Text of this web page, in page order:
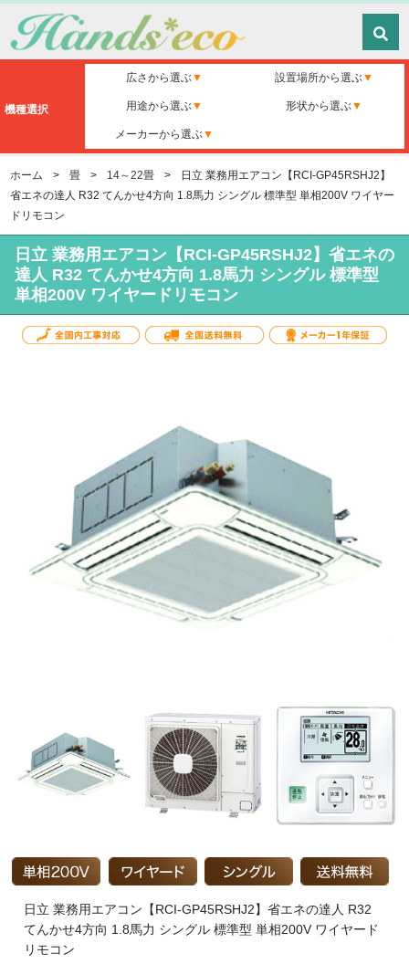
機種選択
広さから選ぶ 設置場所から選ぶ
用途から選ぶ 形状から選ぶ
メーカーから選ぶ
ホーム > 畳 > 14～22畳 >
日立 業務用エアコン【RCI-GP45RSHJ2】
省エネの達人 R32 てんかせ4方向 1.8馬力 シングル 標準型 単相200V ワイヤー
ドリモコン
日立 業務用エアコン【RCI-GP45RSHJ2】省エネの
達人 R32 てんかせ4方向 1.8馬力 シングル 標準型
単相200V ワイヤードリモコン
日立 業務用エアコン【RCI-GP45RSHJ2】省エネの達人 R32
てんかせ4方向 1.8馬力 シングル 標準型 単相200V ワイヤード
リモコン